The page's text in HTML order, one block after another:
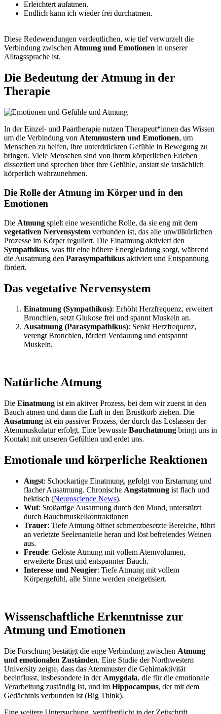
Erleichtert aufatmen.
Endlich kann ich wieder frei durchatmen.
Diese Redewendungen verdeutlichen, wie tief verwurzelt die
Verbindung zwischen Atmung und Emotionen in unserer
Alltagssprache ist.
Die Bedeutung der Atmung in der
Therapie
In der Einzel- und Paartherapie nutzen Therapeut*innen das Wissen
um die Verbindung von Atemmustern und Emotionen, um
Menschen zu helfen, ihre unterdrückten Gefühle in Bewegung zu
bringen. Viele Menschen sind von ihrem körperlichen Erleben
dissoziiert und sprechen über ihre Gefühle, anstatt sie tatsächlich
körperlich wahrzunehmen.
Die Rolle der Atmung im Körper und in den
Emotionen
Die Atmung spielt eine wesentliche Rolle, da sie eng mit dem
vegetativen Nervensystem verbunden ist, das alle unwillkürlichen
Prozesse im Körper reguliert. Die Einatmung aktiviert den
Sympathikus, was für eine höhere Energieladung sorgt, während
die Ausatmung den Parasympathikus aktiviert und Entspannung
fördert.
Das vegetative Nervensystem
Einatmung (Sympathikus): Erhöht Herzfrequenz, erweitert
Bronchien, setzt Glukose frei und spannt Muskeln an.
Ausatmung (Parasympathikus): Senkt Herzfrequenz,
verengt Bronchien, fördert Verdauung und entspannt
Muskeln.
Natürliche Atmung
Die Einatmung ist ein aktiver Prozess, bei dem wir zuerst in den
Bauch atmen und dann die Luft in den Brustkorb ziehen. Die
Ausatmung ist ein passiver Prozess, der durch das Loslassen der
Atemmuskulatur erfolgt. Eine bewusste Bauchatmung bringt uns in
Kontakt mit unseren Gefühlen und erdet uns.
Emotionale und körperliche Reaktionen
Angst: Schockartige Einatmung, gefolgt von Erstarrung und
flacher Ausatmung. Chronische Angstatmung ist flach und
hektisch (Neuroscience News).
Wut: Stoßartige Ausatmung durch den Mund, unterstützt
durch Bauchmuskelkontraktionen
Trauer: Tiefe Atmung öffnet schmerzbesetzte Bereiche, führt
an verletzte Seelenanteile heran und löst befreiendes Weinen
aus.
Freude: Gelöste Atmung mit vollem Atemvolumen,
erweiterte Brust und entspannter Bauch.
Interesse und Neugier: Tiefe Atmung mit vollem
Körpergefühl, alle Sinne werden energetisiert.
Wissenschaftliche Erkenntnisse zur
Atmung und Emotionen
Die Forschung bestätigt die enge Verbindung zwischen Atmung
und emotionalen Zuständen. Eine Studie der Northwestern
University zeigte, dass das Atemmuster die Gehirnaktivität
beeinflusst, insbesondere in der Amygdala, die für die emotionale
Verarbeitung zuständig ist, und im Hippocampus, der mit dem
Gedächtnis verbunden ist (Big Think).
Eine weitere Untersuchung, veröffentlicht in der Zeitschrift